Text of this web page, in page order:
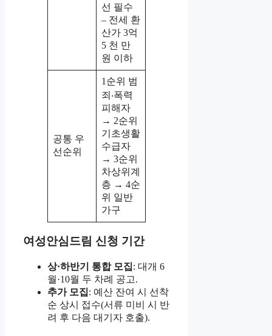
선 필수
– 전세 환
산가 3억
5 천 만
원 이하
공통 우
선순위
1순위 범
죄‧폭력
피해자
→ 2순위
기초생활
수급자
→ 3순위
차상위계
층 → 4순
위 일반
가구
여성안심드림 신청 기간
상·하반기 통합 모집: 대개 6
월·10월 두 차례 공고.
추가 모집: 예산 잔여 시 선착
순 상시 접수(서류 미비 시 반
려 후 다음 대기자 호출).